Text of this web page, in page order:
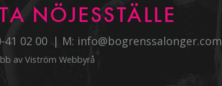
NÖJESSTÄLLE
41 02 00 M: info@bogrenssalonger.com
av Viström Webbyrå